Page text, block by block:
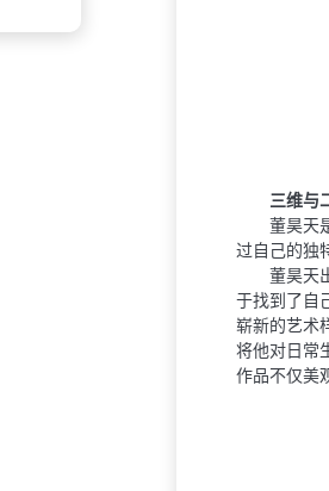
三维与
董昊天
过⾃⼰的独
董昊天
于找到了⾃
崭新的艺术
将他对⽇常
作品不仅美